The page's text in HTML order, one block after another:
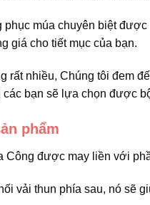
phục múa chuyên biệt
giá cho tiết mục của bạn.
rất nhiều, Chúng tôi đem
bạn sẽ lựa chọn được
phẩm
Công được may liền với
vải thun phía sau, nó sẽ